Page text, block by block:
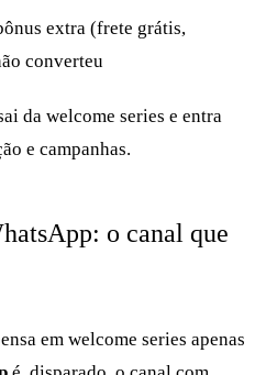
extra (frete grátis,
converteu
da welcome series e entra
e campanhas.
o canal que
em welcome series apenas